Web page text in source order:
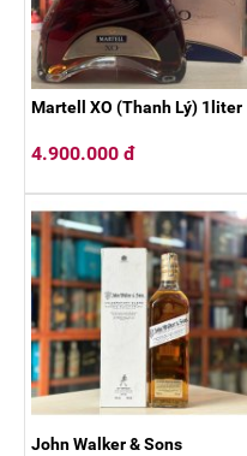
Martell XO (Thanh Lý) 1liter
4.900.000 đ
John Walker & Sons